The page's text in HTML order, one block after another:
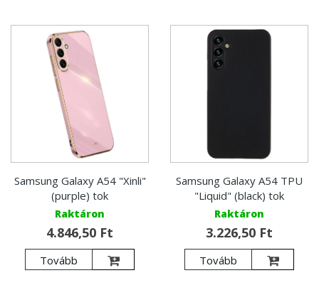
Samsung Galaxy A54 "Xinli"
(purple) tok
Raktáron
4.846,50 Ft
Tovább
Samsung Galaxy A54 TPU
"Liquid" (black) tok
Raktáron
3.226,50 Ft
Tovább